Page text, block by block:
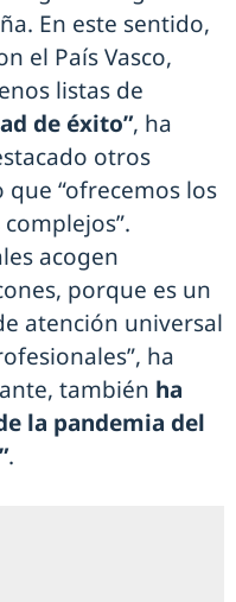
En este sentido,
el País Vasco,
listas de
de éxito”, ha
otros
“ofrecemos los
acogen
porque es un
atención universal
ha
también ha
la pandemia del
.